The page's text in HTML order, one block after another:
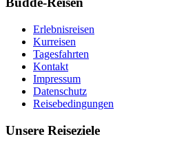
Erlebnisreisen
Kurreisen
Tagesfahrten
Kontakt
Impressum
Datenschutz
Reisebedingungen
Unsere Reiseziele